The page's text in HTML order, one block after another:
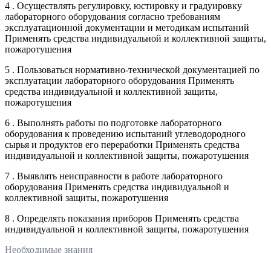
4 . Осуществлять регулировку, юстировку и градуировку
лабораторного оборудования согласно требованиям
эксплуатационной документации и методикам испытаний
Применять средства индивидуальной и коллективной защиты,
пожаротушения
5 . Пользоваться нормативно-технической документацией по
эксплуатации лабораторного оборудования Применять
средства индивидуальной и коллективной защиты,
пожаротушения
6 . Выполнять работы по подготовке лабораторного
оборудования к проведению испытаний углеводородного
сырья и продуктов его переработки Применять средства
индивидуальной и коллективной защиты, пожаротушения
7 . Выявлять неисправности в работе лабораторного
оборудования Применять средства индивидуальной и
коллективной защиты, пожаротушения
8 . Определять показания приборов Применять средства
индивидуальной и коллективной защиты, пожаротушения
Необходимые знания